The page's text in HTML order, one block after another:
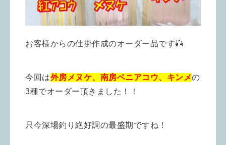
お客様からの仕掛作成のオーダー品です🎣
今回は外房メヌケ、南房ベニアコウ、キンメの
3種でオーダー頂きました！！
只今深場釣り絶好調の最盛期ですね！